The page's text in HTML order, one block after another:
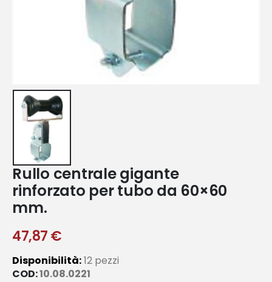
Rullo centrale gigante
rinforzato per tubo da 60×60
mm.
47,87€
Disponibilità:12 pezzi
COD:10.08.0221